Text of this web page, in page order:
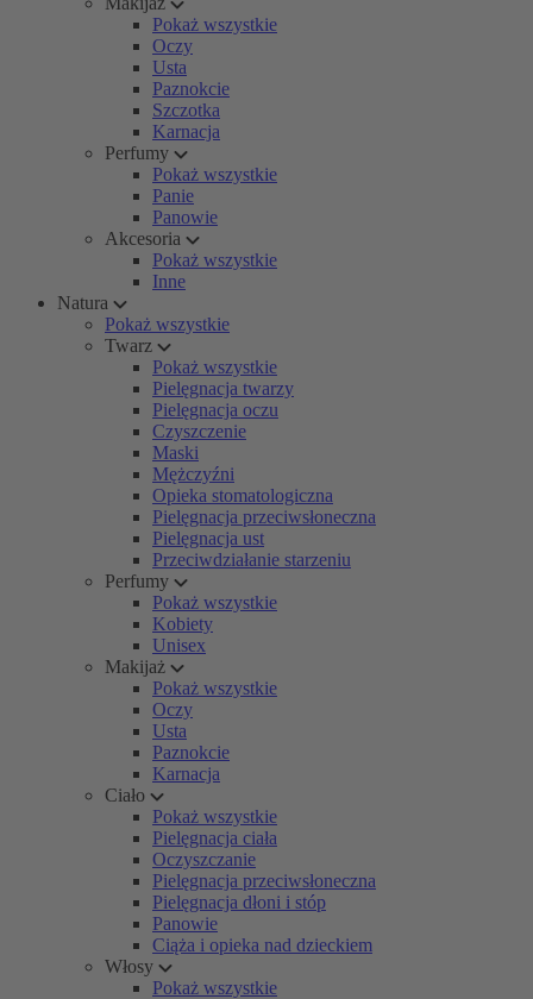
Pokaż wszystkie
Oczy
Usta
Paznokcie
Szczotka
Karnacja
Perfumy
Pokaż wszystkie
Panie
Panowie
Akcesoria
Pokaż wszystkie
Inne
Natura
Pokaż wszystkie
Twarz
Pokaż wszystkie
Pielęgnacja twarzy
Pielęgnacja oczu
Czyszczenie
Maski
Mężczyźni
Opieka stomatologiczna
Pielęgnacja przeciwsłoneczna
Pielęgnacja ust
Przeciwdziałanie starzeniu
Perfumy
Pokaż wszystkie
Kobiety
Unisex
Makijaż
Pokaż wszystkie
Oczy
Usta
Paznokcie
Karnacja
Ciało
Pokaż wszystkie
Pielęgnacja ciała
Oczyszczanie
Pielęgnacja przeciwsłoneczna
Pielęgnacja dłoni i stóp
Panowie
Ciąża i opieka nad dzieckiem
Włosy
Pokaż wszystkie